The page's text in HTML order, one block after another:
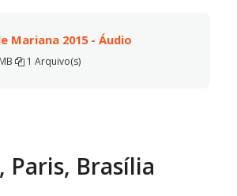
Mariana 2015 - Áudio
1 Arquivo(s)
Paris, Brasília